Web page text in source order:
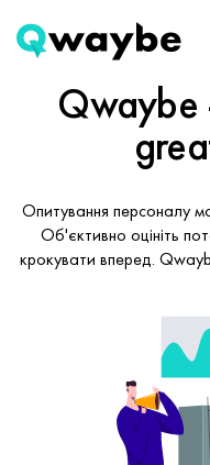
Qwaybe
Опитування персоналу
Об'єктивно оцініть
крокувати вперед.